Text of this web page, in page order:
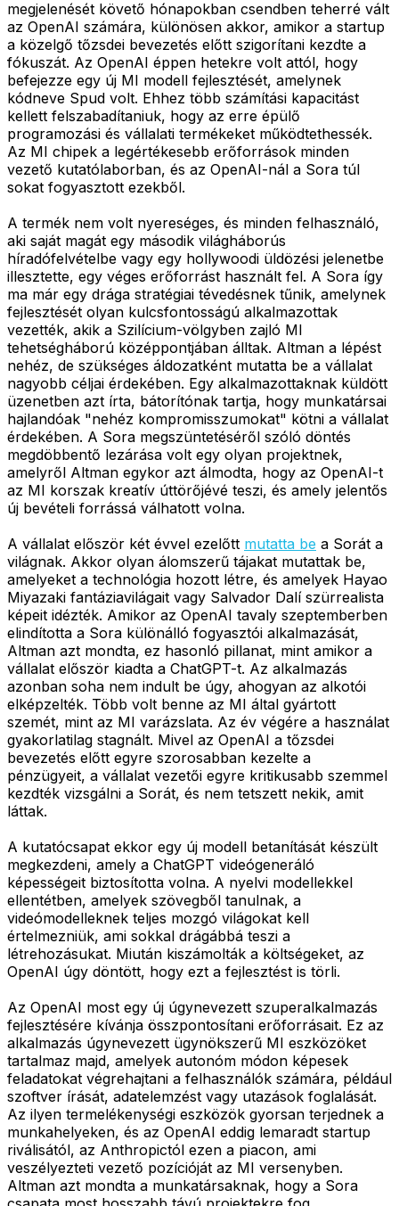
megjelenését követő hónapokban csendben teherré vált
az OpenAI számára, különösen akkor, amikor a startup
a közelgő tőzsdei bevezetés előtt szigorítani kezdte a
fókuszát. Az OpenAI éppen hetekre volt attól, hogy
befejezze egy új MI modell fejlesztését, amelynek
kódneve Spud volt. Ehhez több számítási kapacitást
kellett felszabadítaniuk, hogy az erre épülő
programozási és vállalati termékeket működtethessék.
Az MI chipek a legértékesebb erőforrások minden
vezető kutatólaborban, és az OpenAI-nál a Sora túl
sokat fogyasztott ezekből.
A termék nem volt nyereséges, és minden felhasználó,
aki saját magát egy második világháborús
híradófelvételbe vagy egy hollywoodi üldözési jelenetbe
illesztette, egy véges erőforrást használt fel. A Sora így
ma már egy drága stratégiai tévedésnek tűnik, amelynek
fejlesztését olyan kulcsfontosságú alkalmazottak
vezették, akik a Szilícium-völgyben zajló MI
tehetségháború középpontjában álltak. Altman a lépést
nehéz, de szükséges áldozatként mutatta be a vállalat
nagyobb céljai érdekében. Egy alkalmazottaknak küldött
üzenetben azt írta, bátorítónak tartja, hogy munkatársai
hajlandóak "nehéz kompromisszumokat" kötni a vállalat
érdekében. A Sora megszüntetéséről szóló döntés
megdöbbentő lezárása volt egy olyan projektnek,
amelyről Altman egykor azt álmodta, hogy az OpenAI-t
az MI korszak kreatív úttörőjévé teszi, és amely jelentős
új bevételi forrássá válhatott volna.
A vállalat először két évvel ezelőtt mutatta be a Sorát a
világnak. Akkor olyan álomszerű tájakat mutattak be,
amelyeket a technológia hozott létre, és amelyek Hayao
Miyazaki fantáziavilágait vagy Salvador Dalí szürrealista
képeit idézték. Amikor az OpenAI tavaly szeptemberben
elindította a Sora különálló fogyasztói alkalmazását,
Altman azt mondta, ez hasonló pillanat, mint amikor a
vállalat először kiadta a ChatGPT-t. Az alkalmazás
azonban soha nem indult be úgy, ahogyan az alkotói
elképzelték. Több volt benne az MI által gyártott
szemét, mint az MI varázslata. Az év végére a használat
gyakorlatilag stagnált. Mivel az OpenAI a tőzsdei
bevezetés előtt egyre szorosabban kezelte a
pénzügyeit, a vállalat vezetői egyre kritikusabb szemmel
kezdték vizsgálni a Sorát, és nem tetszett nekik, amit
láttak.
A kutatócsapat ekkor egy új modell betanítását készült
megkezdeni, amely a ChatGPT videógeneráló
képességeit biztosította volna. A nyelvi modellekkel
ellentétben, amelyek szövegből tanulnak, a
videómodelleknek teljes mozgó világokat kell
értelmezniük, ami sokkal drágábbá teszi a
létrehozásukat. Miután kiszámolták a költségeket, az
OpenAI úgy döntött, hogy ezt a fejlesztést is törli.
Az OpenAI most egy új úgynevezett szuperalkalmazás
fejlesztésére kívánja összpontosítani erőforrásait. Ez az
alkalmazás úgynevezett ügynökszerű MI eszközöket
tartalmaz majd, amelyek autonóm módon képesek
feladatokat végrehajtani a felhasználók számára, például
szoftver írását, adatelemzést vagy utazások foglalását.
Az ilyen termelékenységi eszközök gyorsan terjednek a
munkahelyeken, és az OpenAI eddig lemaradt startup
riválisától, az Anthropictól ezen a piacon, ami
veszélyezteti vezető pozícióját az MI versenyben.
Altman azt mondta a munkatársaknak, hogy a Sora